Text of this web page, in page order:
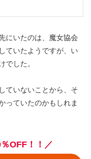
にいたのは、魔女協会
ていたようですが、い
でした。
ていないことから、そ
っていたのかもしれま
OFF！！／